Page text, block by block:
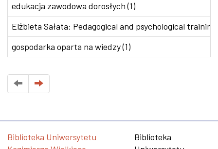
edukacja zawodowa dorosłych (1)
Elżbieta Sałata: Pedagogical and psychological
gospodarka oparta na wiedzy (1)
Biblioteka Uniwersytetu
Biblioteka